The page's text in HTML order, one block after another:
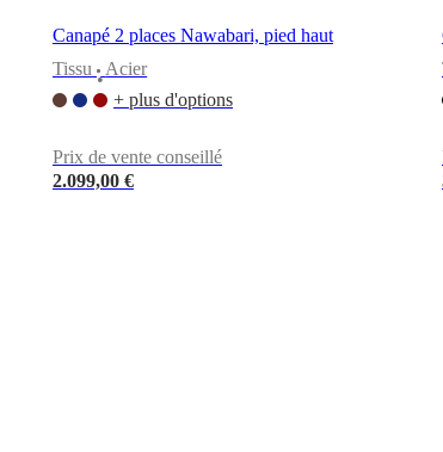
Canapé 2 places Nawabari, pied haut
Tissu
•
Acier
+ plus d'options
Prix de vente conseillé
2.099,00 €